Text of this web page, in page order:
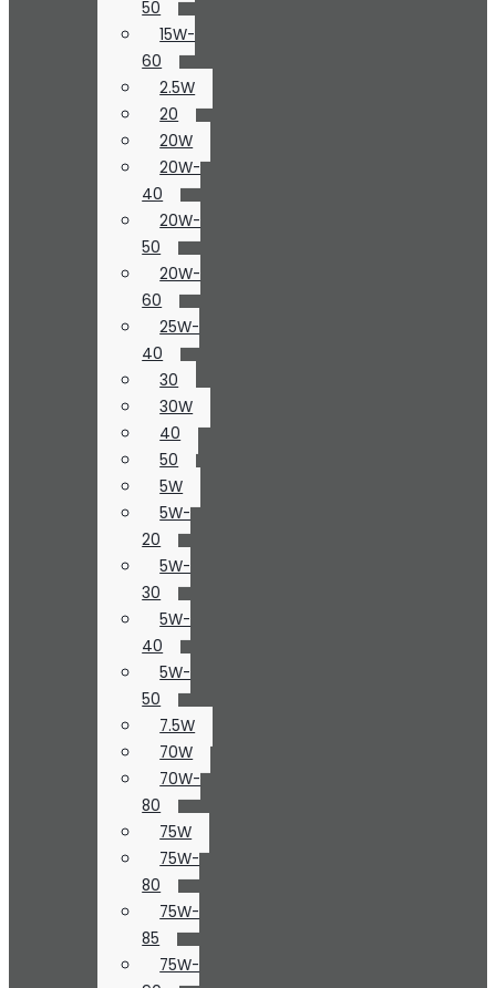
50
15W-
60
2.5W
20
20W
20W-
40
20W-
50
20W-
60
25W-
40
30
30W
40
50
5W
5W-
20
5W-
30
5W-
40
5W-
50
7.5W
70W
70W-
80
75W
75W-
80
75W-
85
75W-